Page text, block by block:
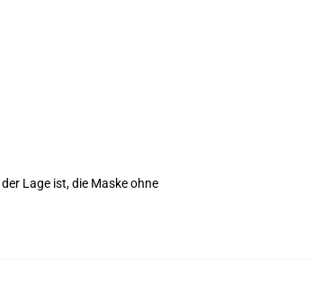
Lage ist, die Maske ohne